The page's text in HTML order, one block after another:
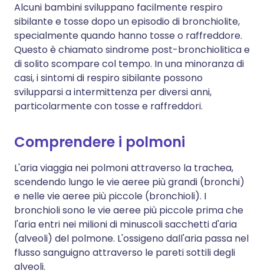
Alcuni bambini sviluppano facilmente respiro
sibilante e tosse dopo un episodio di bronchiolite,
specialmente quando hanno tosse o raffreddore.
Questo è chiamato sindrome post-bronchiolitica e
di solito scompare col tempo. In una minoranza di
casi, i sintomi di respiro sibilante possono
svilupparsi a intermittenza per diversi anni,
particolarmente con tosse e raffreddori.
Comprendere i polmoni
L'aria viaggia nei polmoni attraverso la trachea,
scendendo lungo le vie aeree più grandi (bronchi)
e nelle vie aeree più piccole (bronchioli). I
bronchioli sono le vie aeree più piccole prima che
l'aria entri nei milioni di minuscoli sacchetti d'aria
(alveoli) del polmone. L'ossigeno dall'aria passa nel
flusso sanguigno attraverso le pareti sottili degli
alveoli.